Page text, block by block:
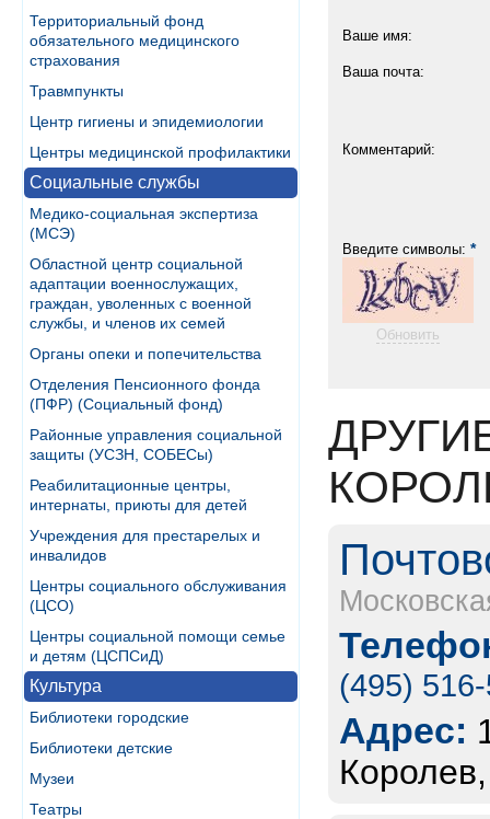
Территориальный фонд
обязательного медицинского
страхования
Травмпункты
Центр гигиены и эпидемиологии
Центры медицинской профилактики
Социальные службы
Медико-социальная экспертиза
(МСЭ)
Областной центр социальной
адаптации военнослужащих,
граждан, уволенных с военной
службы, и членов их семей
Органы опеки и попечительства
Отделения Пенсионного фонда
(ПФР) (Социальный фонд)
Районные управления социальной
защиты (УСЗН, СОБЕСы)
Реабилитационные центры,
интернаты, приюты для детей
Учреждения для престарелых и
инвалидов
Центры социального обслуживания
(ЦСО)
Центры социальной помощи семье
и детям (ЦСПСиД)
Культура
Библиотеки городские
Библиотеки детские
Музеи
Театры
Ваше имя:
Ваша почта:
Комментарий:
Введите символы: *
Обновить
(495)
Адрес: